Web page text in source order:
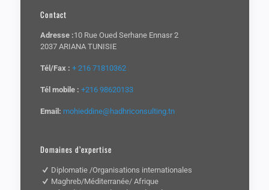
Contact
Adresse :10 Rue Oued Serhane Ennasr 2
2037 ARIANA TUNISIE
Tél/Fax : + 216 71810362
Tél mobile : +216 98620133
Email: mohieddine@hadhriconsulting.tn
Domaines d’expertise
Diplomatie /Organisations internationales
Maghreb/Méditerranée/ Afrique